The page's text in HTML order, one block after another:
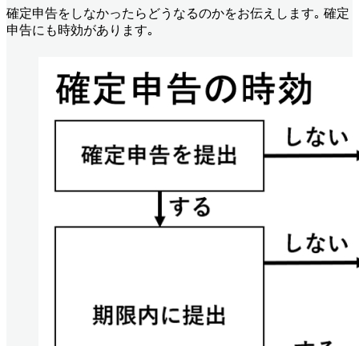
確定申告をしなかったらどうなるのかをお伝えします｡ 確定
申告にも時効があります｡